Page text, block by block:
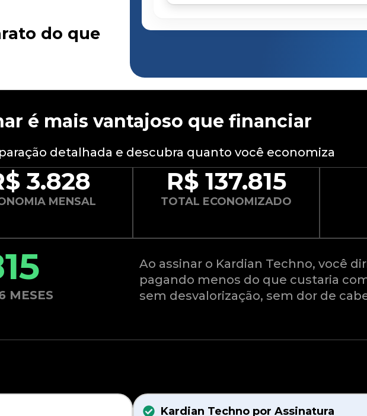
do que
é mais vantajoso que financiar
detalhada e descubra quanto você economiza
3.828
MENSAL
R$ 137.815
TOTAL ECONOMIZADO
MESES
Ao assinar o Kardian Techno, você
pagando menos do que custaria
sem desvalorização, sem dor de
Kardian Techno por Assinatura